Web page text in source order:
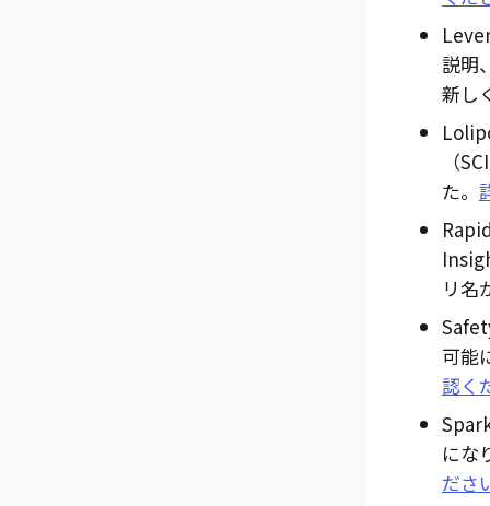
説明
新し
（
た。
リ名
可能
認く
にな
ださ